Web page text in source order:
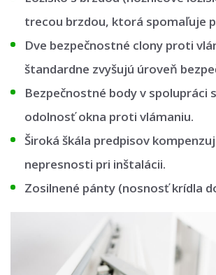
trecou brzdou, ktorá spomaľuje
Dve bezpečnostné clony proti
štandardne zvyšujú úroveň
Bezpečnostné body v spolupráci
odolnosť okna proti vlámaniu.
Široká škála predpisov
nepresnosti pri inštalácii.
Zosilnené pánty (nosnosť krídla